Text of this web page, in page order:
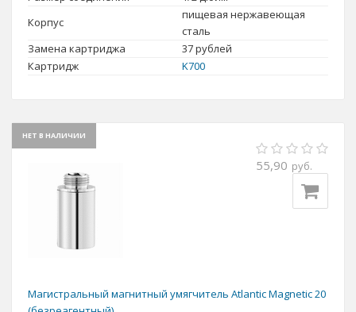
Корпус
пищевая нержавеющая
сталь
Замена картриджа
37рублей
Картридж
K700
НЕТ В НАЛИЧИИ
55,90 руб.
Магистральный магнитный умягчитель Atlantic Magnetic 20